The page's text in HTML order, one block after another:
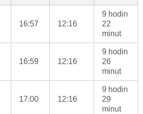
16:57 12:16
9 hodin
22
minut
16:59 12:16
9 hodin
26
minut
17:00 12:16
9 hodin
29
minut